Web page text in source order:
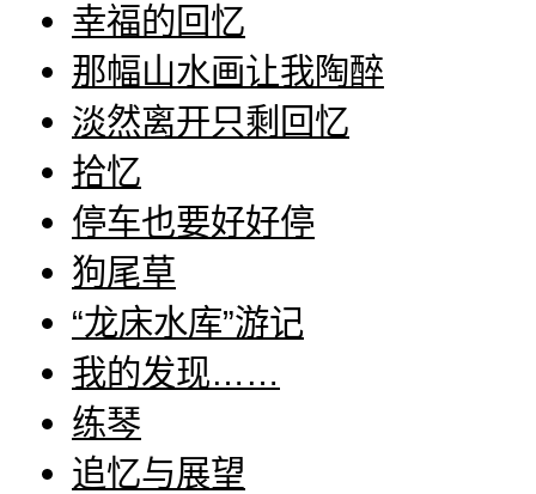
幸福的回忆
那幅山水画让我陶醉
淡然离开只剩回忆
拾忆
停车也要好好停
狗尾草
“龙床水库”游记
我的发现……
练琴
追忆与展望